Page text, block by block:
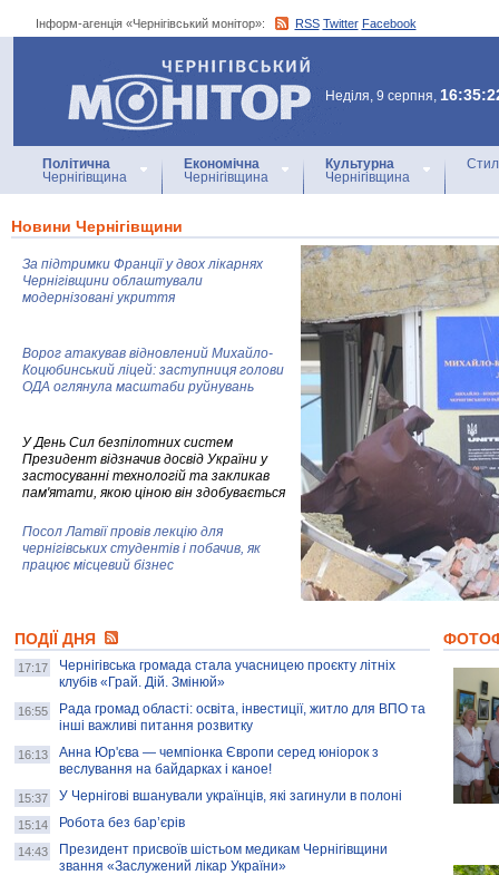
Інформ-агенція «Чернігівський монітор»: RSS Twitter Facebook
Інформ-агенція
«Чернігівський монітор»
Неділя, 9 серпня,
Політична
Чернігівщина
Економічна
Чернігівщина
Культурна
Чернігівщина
Новини Чернігівщини
За підтримки Франції у двох лікарнях
Чернігівщини облаштували
модернізовані укриття
Ворог атакував відновлений Михайло-
Коцюбинський ліцей: заступниця голови
ОДА оглянула масштаби руйнувань
У День Сил безпілотних систем
Президент відзначив досвід України у
застосуванні технологій та закликав
пам'ятати, якою ціною він здобувається
Посол Латвії провів лекцію для
чернігівських студентів і побачив, як
працює місцевий бізнес
колекцію про війну, емоції та тварин
AB InBev Efes Україна підтримала
навчальний проєкт "Молодіжна бізнес-
школа", спрямований на розвиток
підприємництва у Чернігівській області
Золота тварина: видання Forbes
написало про чернігівця Патрона: хто і
скільки на ньому заробляє? І куди
витрачають?
ПОДІЇ ДНЯ
17:17
Чернігівська громада стала учасницею проєкту літніх
клубів «Грай. Дій. Змінюй»
16:55
Рада громад області: освіта, інвестиції, житло для ВПО та
інші важливі питання розвитку
16:13
Анна Юр'єва — чемпіонка Європи серед юніорок з
веслування на байдарках і каное!
15:37 У Чернігові вшанували українців, які загинули в полоні
15:14 Робота без бар’єрів
14:43
Президент присвоїв шістьом медикам Чернігівщини
звання «Заслужений лікар України»